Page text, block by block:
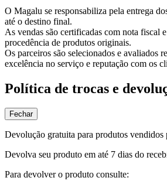
O Magalu se responsabiliza pela entrega
até o destino final.
As vendas são certificadas com nota fiscal
procedência de produtos originais.
Os parceiros são selecionados e avaliados
excelência no serviço e reputação com os
Política de trocas e
Fechar
Devolução gratuita para produtos vendidos
Devolva seu produto em até 7 dias do
Para devolver o produto consulte: